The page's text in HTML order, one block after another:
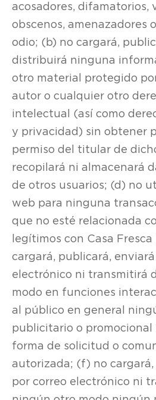
acosadores, difamatorios,
obscenos, amenazadores
odio; (b) no cargará,
distribuirá ninguna
otro material protegido
autor o cualquier otro
intelectual (así como
y privacidad) sin obtener
permiso del titular de
recopilará ni almacenará
de otros usuarios; (d) no
web para ninguna
que no esté relacionada
legítimos con Casa Fresca
cargará, publicará,
electrónico ni transmitirá
modo en funciones
al público en general
publicitario o
forma de solicitud o
autorizada; (f) no
por correo electrónico ni